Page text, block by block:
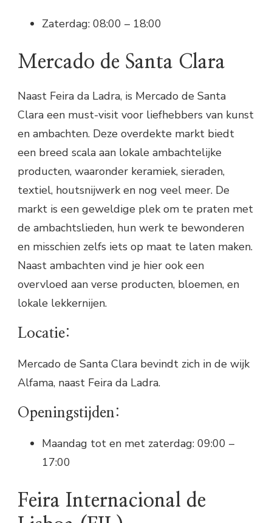
Zaterdag: 08:00 – 18:00
Mercado de Santa Clara
Naast Feira da Ladra, is Mercado de Santa
Clara een must-visit voor liefhebbers van kunst
en ambachten. Deze overdekte markt biedt
een breed scala aan lokale ambachtelijke
producten, waaronder keramiek, sieraden,
textiel, houtsnijwerk en nog veel meer. De
markt is een geweldige plek om te praten met
de ambachtslieden, hun werk te bewonderen
en misschien zelfs iets op maat te laten maken.
Naast ambachten vind je hier ook een
overvloed aan verse producten, bloemen, en
lokale lekkernijen.
Locatie:
Mercado de Santa Clara bevindt zich in de wijk
Alfama, naast Feira da Ladra.
Openingstijden:
Maandag tot en met zaterdag: 09:00 –
17:00
Feira Internacional de